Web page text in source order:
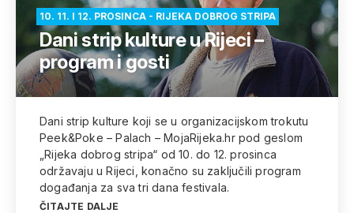
10. 11. I 12. PROSINCA - RIJEKA DOBROG STRIPA
Dani strip kulture u Rijeci –
program i gosti
Dani strip kulture koji se u organizacijskom trokutu
Peek&Poke – Palach – MojaRijeka.hr pod geslom
„Rijeka dobrog stripa“ od 10. do 12. prosinca
održavaju u Rijeci, konačno su zaključili program
događanja za sva tri dana festivala.
ČITAJTE DALJE